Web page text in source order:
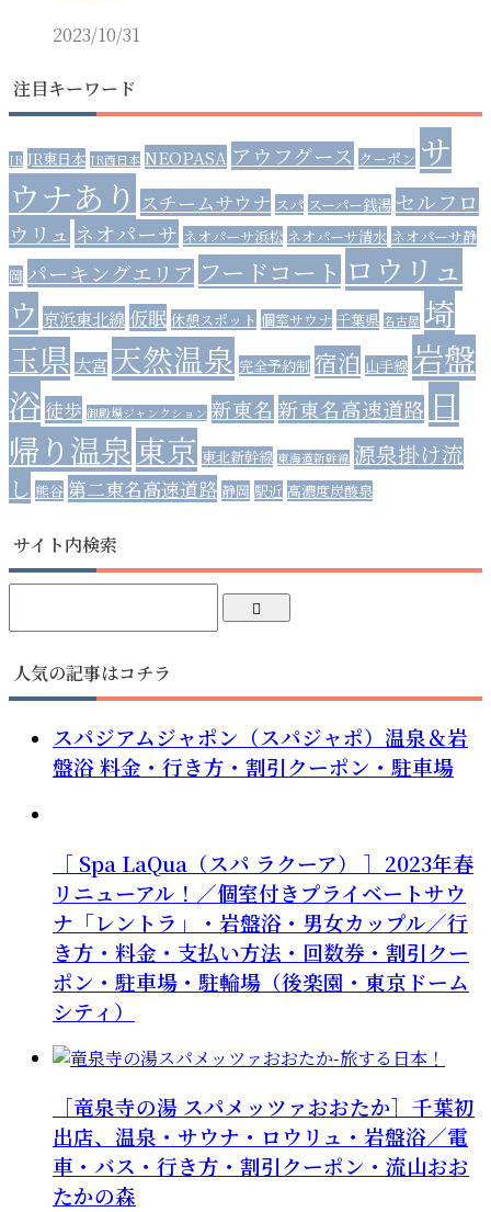
2023/10/31
注目キーワード
JR JR東日本 JR西日本 NEOPASA アウフグース クーポン サ
ウナあり スチームサウナ スパ スーパー銭湯 セルフロ
ウリュ ネオパーサ ネオパーサ浜松 ネオパーサ清水 ネオパーサ静
岡 パーキングエリア フードコート ロウリュ
ウ 京浜東北線仮眠 休憩スポット 個室サウナ 千葉県 名古屋 埼
玉県 大宮 天然温泉 完全予約制 宿泊 山手線 岩盤
浴 徒歩 御殿場ジャンクション 新東名 新東名高速道路 日
帰り温泉東京 東北新幹線 東海道新幹線 源泉掛け流
し 熊谷 第二東名高速道路 静岡 駅近 高濃度炭酸泉
サイト内検索
人気の記事はコチラ
スパジアムジャポン（スパジャポ）温泉＆岩
盤浴 料金・行き方・割引クーポン・駐車場
［ Spa LaQua（スパ ラクーア） ］2023年春
リニューアル！／個室付きプライベートサウ
ナ「レントラ」・岩盤浴・男女カップル／行
き方・料金・支払い方法・回数券・割引クー
ポン・駐車場・駐輪場（後楽園・東京ドーム
シティ）
［竜泉寺の湯 スパメッツァおおたか］千葉初
出店、温泉・サウナ・ロウリュ・岩盤浴／電
車・バス・行き方・割引クーポン・流山おお
たかの森